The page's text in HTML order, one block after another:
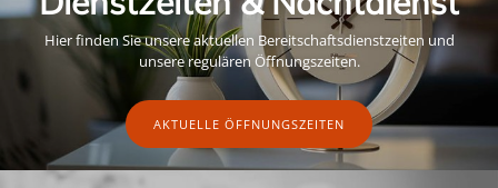
Hier finden Sie unsere aktuellen Bereitschaftsdienstzeiten und
unsere regulären Öffnungszeiten.
AKTUELLE ÖFFNUNGSZEITEN